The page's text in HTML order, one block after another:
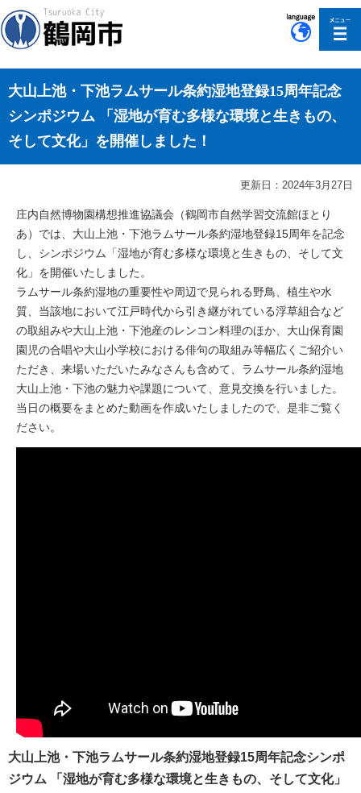
大山上池・下池ラムサール条約湿地登録15周年記念
シンポジウム 「湿地が育む多様な環境と生きもの、
そして文化」を開催しました！
更新日：2024年3月27日
庄内自然博物園構想推進協議会（鶴岡市自然学習交流館ほとり
あ）では、大山上池・下池ラムサール条約湿地登録15周年を記念
し、シンポジウム「湿地が育む多様な環境と生きもの、そして文
化」を開催いたしました。
ラムサール条約湿地の重要性や周辺で見られる野鳥、植生や水
質、当該地において江戸時代から引き継がれている浮草組合など
の取組みや大山上池・下池産のレンコン料理のほか、大山保育園
園児の合唱や大山小学校における俳句の取組み等幅広くご紹介い
ただき、来場いただいたみなさんも含めて、ラムサール条約湿地
大山上池・下池の魅力や課題について、意見交換を行いました。
当日の概要をまとめた動画を作成いたしましたので、是非ご覧く
ださい。
大山上池・下池ラムサール条約湿地登録15周年記念シンポ
ジウム 「湿地が育む多様な環境と生きもの、そして文化」